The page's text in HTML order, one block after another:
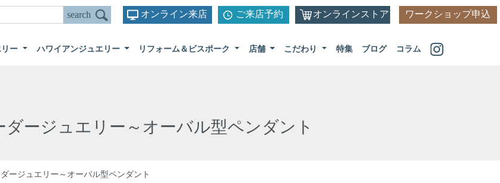
オンライン来店 ご来店予約 オンラインストア ワークショップ申込
ー ハワイアンジュエリー リフォーム＆ビスポーク 店舗 こだわり 特集 ブログ コラム
ージュエリー～オーバル型ペンダント
ージュエリー～オーバル型ペンダント